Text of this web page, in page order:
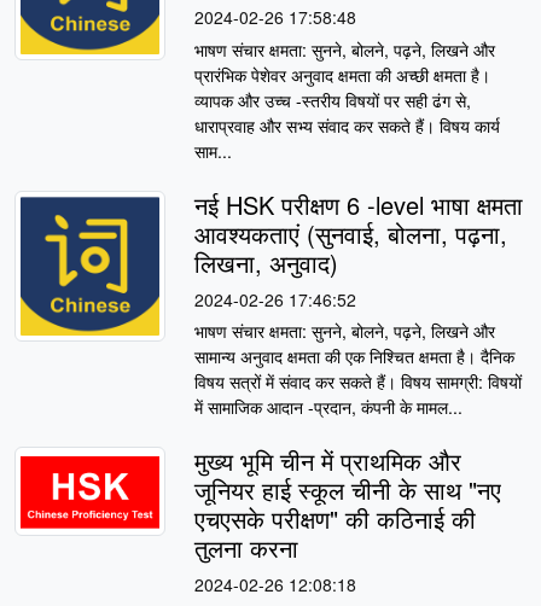
2024-02-26 17:58:48
भाषण संचार क्षमता: सुनने, बोलने, पढ़ने, लिखने और
प्रारंभिक पेशेवर अनुवाद क्षमता की अच्छी क्षमता है।
व्यापक और उच्च -स्तरीय विषयों पर सही ढंग से,
धाराप्रवाह और सभ्य संवाद कर सकते हैं। विषय कार्य
साम...
नई HSK परीक्षण 6 -level भाषा क्षमता
आवश्यकताएं (सुनवाई, बोलना, पढ़ना,
लिखना, अनुवाद)
2024-02-26 17:46:52
भाषण संचार क्षमता: सुनने, बोलने, पढ़ने, लिखने और
सामान्य अनुवाद क्षमता की एक निश्चित क्षमता है। दैनिक
विषय सत्रों में संवाद कर सकते हैं। विषय सामग्री: विषयों
में सामाजिक आदान -प्रदान, कंपनी के मामल...
मुख्य भूमि चीन में प्राथमिक और
जूनियर हाई स्कूल चीनी के साथ "नए
एचएसके परीक्षण" की कठिनाई की
तुलना करना
2024-02-26 12:08:18